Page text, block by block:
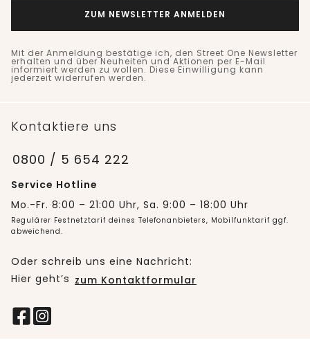
ZUM NEWSLETTER ANMELDEN
Mit der Anmeldung bestätige ich, den Street One Newsletter
erhalten und über Neuheiten und Aktionen per E-Mail
informiert werden zu wollen. Diese Einwilligung kann
jederzeit widerrufen werden.
Kontaktiere uns
0800 / 5 654 222
Service Hotline
Mo.-Fr. 8:00 – 21:00 Uhr, Sa. 9:00 – 18:00 Uhr
Regulärer Festnetztarif deines Telefonanbieters, Mobilfunktarif ggf.
abweichend.
Oder schreib uns eine Nachricht:
Hier geht’s zum Kontaktformular